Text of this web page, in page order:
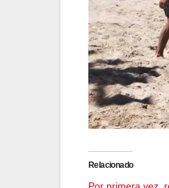
Relacionado